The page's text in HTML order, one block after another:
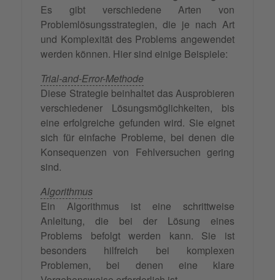
Es gibt verschiedene Arten von
Problemlösungsstrategien, die je nach Art
und Komplexität des Problems angewendet
werden können. Hier sind einige Beispiele:
Trial-and-Error-Methode
Diese Strategie beinhaltet das Ausprobieren
verschiedener Lösungsmöglichkeiten, bis
eine erfolgreiche gefunden wird. Sie eignet
sich für einfache Probleme, bei denen die
Konsequenzen von Fehlversuchen gering
sind.
Algorithmus
Ein Algorithmus ist eine schrittweise
Anleitung, die bei der Lösung eines
Problems befolgt werden kann. Sie ist
besonders hilfreich bei komplexen
Problemen, bei denen eine klare